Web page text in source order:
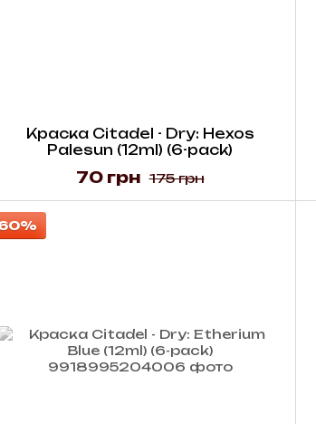
Краска Citadel - Dry: Hexos
Palesun (12ml) (6-pack)
175 грн
70 грн